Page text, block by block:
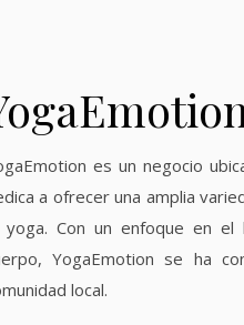
es un negocio
a ofrecer una amplia
yoga. Con un enfoque en
YogaEmotion se ha
local.